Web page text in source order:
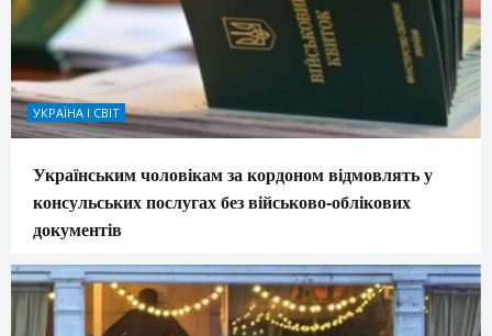
УКРАЇНА І СВІТ
Українським чоловікам за кордоном відмовлять у
консульських послугах без військово-облікових
документів